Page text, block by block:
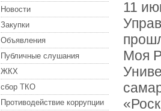
Новости
Закупки
Объявления
Публичные слушания
ЖКХ
сбор ТКО
Противодействие коррупции
11
Моя